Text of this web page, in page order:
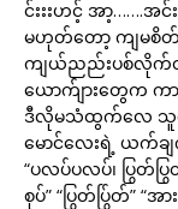
င်းးးဟင့် အာ့…….အ
မဟုတ်တော့ ကျမစိ
ကျယ်ညည်းပစ်လိုက်တ
ယောက်ျားတွေက
ဒီလိုမသံထွက်လေ သူတို့
မောင်လေးရဲ့ ယက်ချက်
“ပလပ်ပလပ်၊ ပြွတ်ပ
စုပ်” “ပြွတ်ပြွ်တ်” “အ